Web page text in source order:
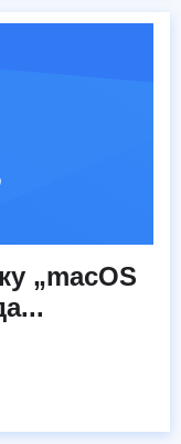
„macOS